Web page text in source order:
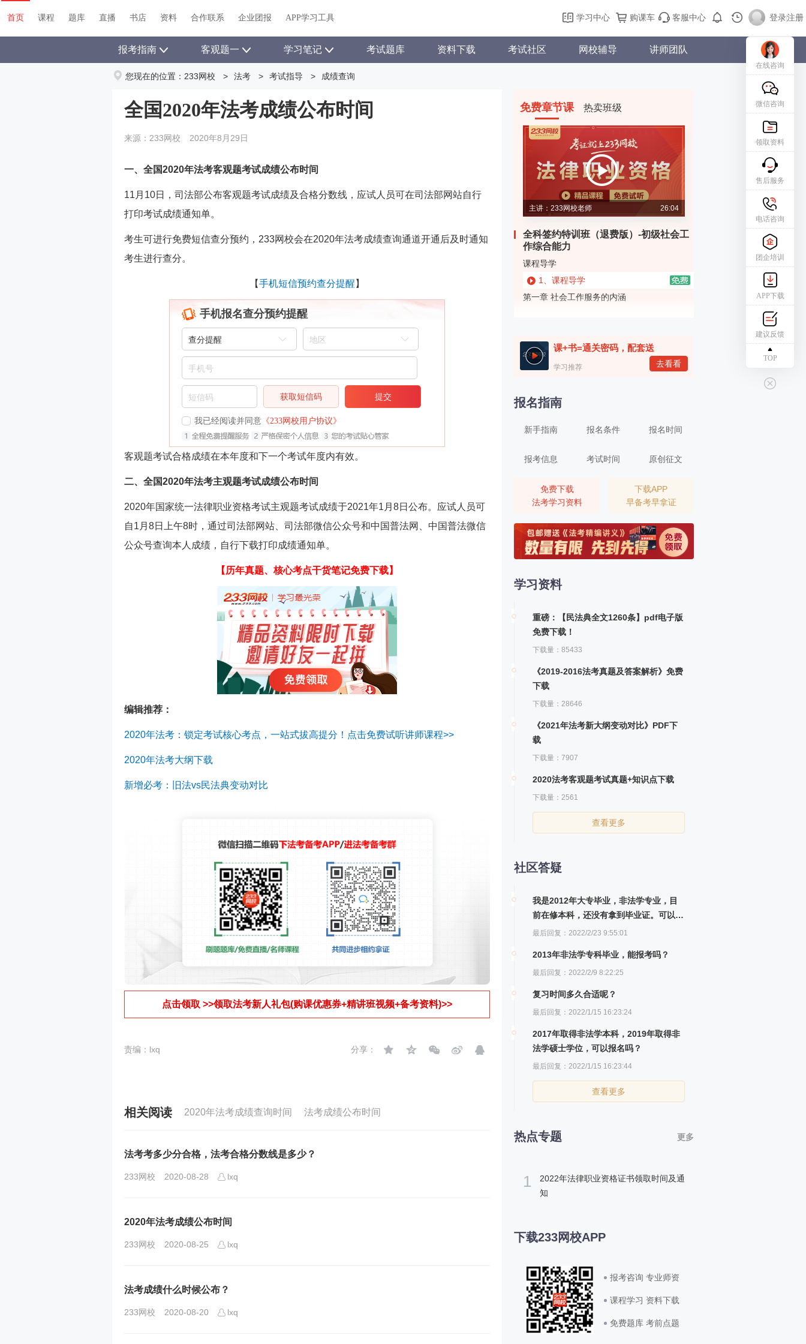
首页 课程 题库 直播 书店 资料 合作联系 企业团报 APP学习工具 学习中心 购课车 客服中心 登录|注册
报考指南 客观题一 学习笔记 考试题库 资料下载 考试社区 网校辅导 讲师团队
您现在的位置： 233网校 > 法考 > 考试指导 > 成绩查询
全国2020年法考成绩公布时间
来源：233网校 2020年8月29日
一、全国2020年法考客观题考试成绩公布时间
11月10日，司法部公布客观题考试成绩及合格分数线，应试人员可在司法部网站自行
打印考试成绩通知单。
考生可进行免费短信查分预约，233网校会在2020年法考成绩查询通道开通后及时通知
考生进行查分。
【手机短信预约查分提醒 】
手机报名查分预约提醒
获取短信码 提交
我已经阅读并同意 《233网校用户协议》
客观题考试合格成绩在本年度和下一个考试年度内有效。
二、全国2020年法考主观题考试成绩公布时间
2020年国家统一法律职业资格考试主观题考试成绩于2021年1月8日公布。应试人员可
自1月8日上午8时，通过司法部网站、司法部微信公众号和中国普法网、中国普法微信
公众号查询本人成绩，自行下载打印成绩通知单。
【 历年真题、核心考点干货笔记免费下载】
编辑推荐：
2020年法考：锁定考试核心考点，一站式拔高提分！点击免费试听讲师课程>>
2020年法考大纲下载
新增必考：旧法vs民法典变动对比
点击领取 >>领取法考新人礼包(购课优惠券+精讲班视频+备考资料)>>
责编：lxq 分享：
相关阅读 2020年法考成绩查询时间 法考成绩公布时间
法考考多少分合格，法考合格分数线是多少？
233网校 2020-08-28 lxq
2020年法考成绩公布时间
233网校 2020-08-25 lxq
法考成绩什么时候公布？
233网校 2020-08-20 lxq
免费章节课 热卖班级
主讲：233网校老师 26:04
全科签约特训班（退费版）-初级社会工
作综合能力
课程导学
1、课程导学
第一章 社会工作服务的内涵
3、社会工作服务发展的基本原则（一）
第三章 开展社会工作服务应重点掌握的相关政
第四章 社会工作服务专业价值观与道德规范
5、社会工作服务专业价值观与道德规范（一）
第五章 人类行为与社会环境（中社版）
第六章 个案社会工作服务方法（中社版）
7、个案社会工作服务方法（一）
8、小组社会工作服务方法（一）
第八章 社区社会工作服务方法（中社版）
第九章 社会工作服务的管理（中社版）
第十章 志愿服务（中社版）
11、志愿服务（一）
课+书=通关密码，配套送
学习推荐 去看看
报名指南
新手指南 报名条件 报名时间
报考信息 考试时间 原创征文
免费下载
法考学习资料
下载APP
早备考早拿证
学习资料
重磅：【民法典全文1260条】pdf电子版
免费下载！
下载量：85433
《2019-2016法考真题及答案解析》免费
下载
下载量：28646
《2021年法考新大纲变动对比》PDF下
载
下载量：7907
2020法考客观题考试真题+知识点下载
下载量：2561
查看更多
社区答疑
我是2012年大专毕业，非法学专业，目
前在修本科，还没有拿到毕业证。可以报
名吗？
最后回复：2022/2/23 9:55:01
2013年非法学专科毕业，能报考吗？
最后回复：2022/2/9 8:22:25
复习时间多久合适呢？
最后回复：2022/1/15 16:23:24
2017年取得非法学本科，2019年取得非
法学硕士学位，可以报名吗？
最后回复：2022/1/15 16:23:44
查看更多
热点专题 更多
1
2022年法律职业资格证书领取时间及通
知
下载233网校APP
报考咨询 专业师资
课程学习 资料下载
免费题库 考前点题
在线咨询
微信咨询
领取资料
售后服务
电话咨询
团企培训
APP下载
建议反馈
TOP